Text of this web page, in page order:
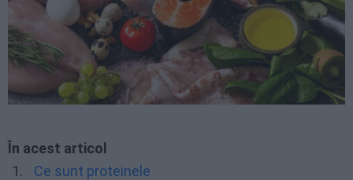
În acest articol
Ce sunt proteinele